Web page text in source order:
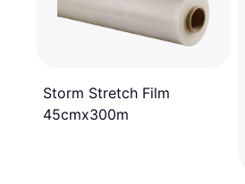
Storm Stretch Film
45cmx300m